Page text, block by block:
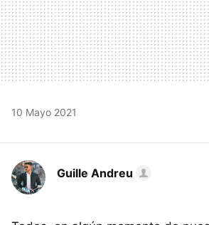
10 Mayo 2021
Guille Andreu